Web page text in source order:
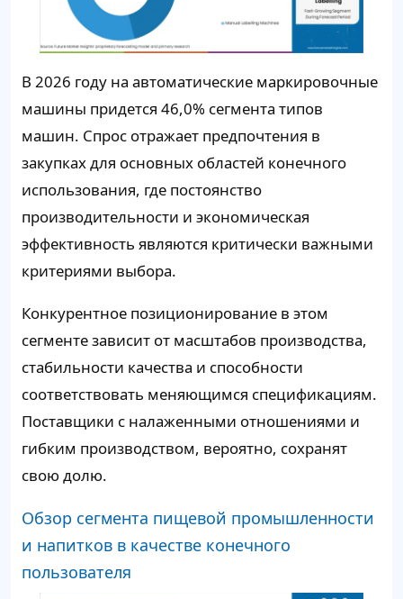
В 2026 году на автоматические маркировочные
машины придется 46,0% сегмента типов
машин. Спрос отражает предпочтения в
закупках для основных областей конечного
использования, где постоянство
производительности и экономическая
эффективность являются критически важными
критериями выбора.
Конкурентное позиционирование в этом
сегменте зависит от масштабов производства,
стабильности качества и способности
соответствовать меняющимся спецификациям.
Поставщики с налаженными отношениями и
гибким производством, вероятно, сохранят
свою долю.
Обзор сегмента пищевой промышленности
и напитков в качестве конечного
пользователя